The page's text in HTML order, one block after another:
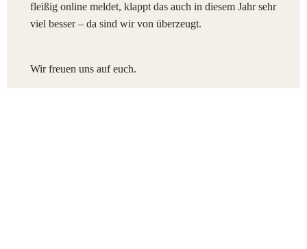
fleißig online meldet, klappt das auch in diesem Jahr sehr
viel besser – da sind wir von überzeugt.
Wir freuen uns auf euch.